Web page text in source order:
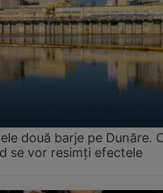
două barje pe Dunăre.
se vor resimți efectele